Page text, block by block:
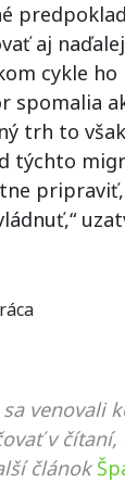
aj
cykle ho
spomalia
trh to
týchto
venovali
v čítaní,
článok